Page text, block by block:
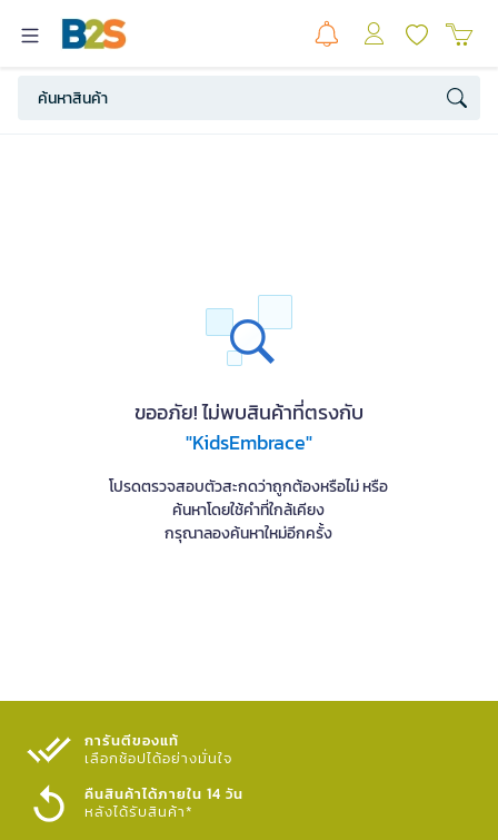
ขออภัย! ไม่พบสินค้าที่ตรงกับ
"KidsEmbrace"
โปรดตรวจสอบตัวสะกดว่าถูกต้องหรือไม่ หรือ
ค้นหาโดยใช้คำที่ใกล้เคียง
กรุณาลองค้นหาใหม่อีกครั้ง
การันตีของแท้
เลือกช้อปได้อย่างมั่นใจ​
คืนสินค้าได้ภายใน 14 วัน
หลังได้รับสินค้า*